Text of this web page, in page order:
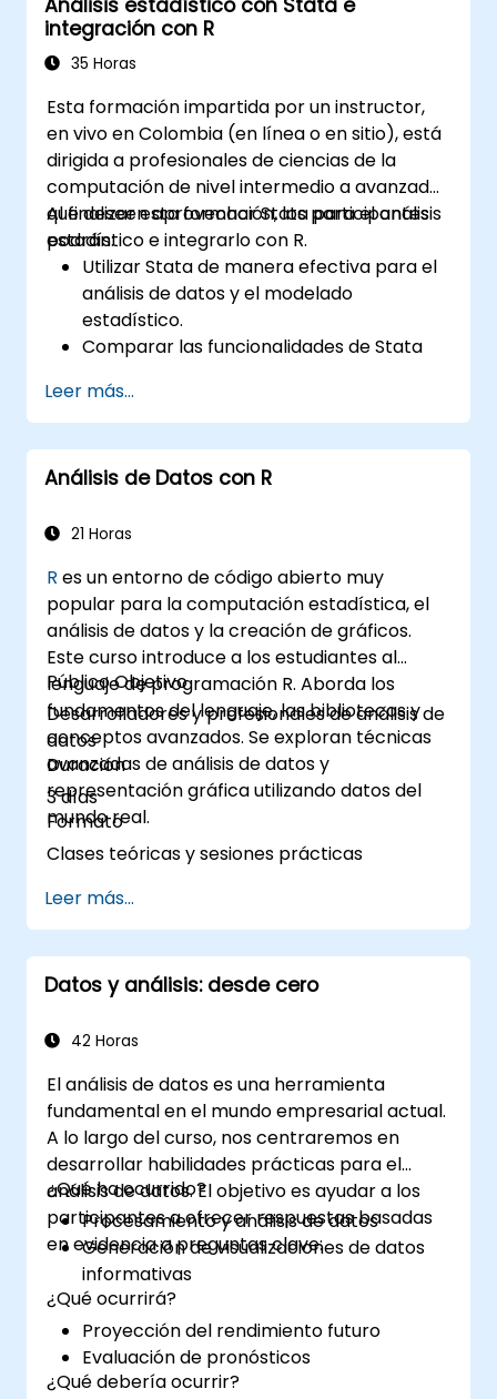
integración con R
35 Horas
Esta formación impartida por un instructor,
en vivo en Colombia (en línea o en sitio), está
dirigida a profesionales de ciencias de la
computación de nivel intermedio a avanzado
que deseen aprovechar Stata para el análisis
estadístico e integrarlo con R.
Al finalizar esta formación, los participantes
podrán:
Utilizar Stata de manera efectiva para el
análisis de datos y el modelado
estadístico.
Comparar las funcionalidades de Stata
Integrar Stata con R para una
computación estadística fluida.
Desarrollar y automatizar flujos de
trabajo utilizando Stata y R.
Leer más...
Análisis de Datos con R
21 Horas
R es un entorno de código abierto muy
popular para la computación estadística, el
análisis de datos y la creación de gráficos.
Este curso introduce a los estudiantes al
lenguaje de programación R. Aborda los
fundamentos del lenguaje, las bibliotecas y
conceptos avanzados. Se exploran técnicas
avanzadas de análisis de datos y
representación gráfica utilizando datos del
mundo real.
Público Objetivo
Desarrolladores y profesionales de análisis de
datos
Duración
3 días
Formato
Clases teóricas y sesiones prácticas
Leer más...
Datos y análisis: desde cero
42 Horas
El análisis de datos es una herramienta
fundamental en el mundo empresarial actual.
A lo largo del curso, nos centraremos en
desarrollar habilidades prácticas para el
análisis de datos. El objetivo es ayudar a los
participantes a ofrecer respuestas basadas
en evidencia a preguntas clave:
¿Qué ha ocurrido?
Procesamiento y análisis de datos
Generación de visualizaciones de datos
informativas
¿Qué ocurrirá?
Proyección del rendimiento futuro
Evaluación de pronósticos
¿Qué debería ocurrir?